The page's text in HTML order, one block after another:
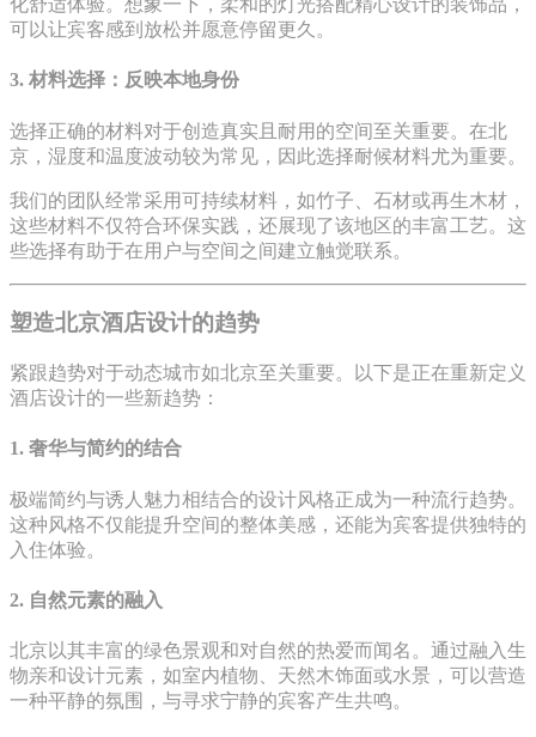
化舒适体验。想象一下，柔和的灯光搭配精心设计的装饰品，
可以让宾客感到放松并愿意停留更久。
3. 材料选择：反映本地身份
选择正确的材料对于创造真实且耐用的空间至关重要。在北
京，湿度和温度波动较为常见，因此选择耐候材料尤为重要。
我们的团队经常采用可持续材料，如竹子、石材或再生木材，
这些材料不仅符合环保实践，还展现了该地区的丰富工艺。这
些选择有助于在用户与空间之间建立触觉联系。
塑造北京酒店设计的趋势
紧跟趋势对于动态城市如北京至关重要。以下是正在重新定义
酒店设计的一些新趋势：
1. 奢华与简约的结合
极端简约与诱人魅力相结合的设计风格正成为一种流行趋势。
这种风格不仅能提升空间的整体美感，还能为宾客提供独特的
入住体验。
2. 自然元素的融入
北京以其丰富的绿色景观和对自然的热爱而闻名。通过融入生
物亲和设计元素，如室内植物、天然木饰面或水景，可以营造
一种平静的氛围，与寻求宁静的宾客产生共鸣。